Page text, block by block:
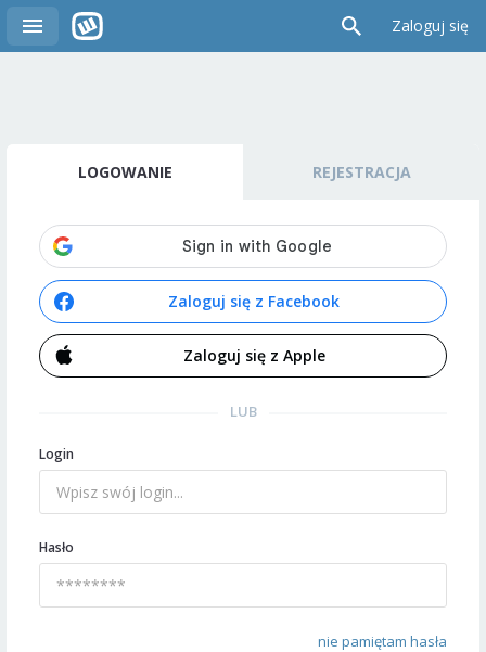
Zaloguj się
LOGOWANIE REJESTRACJA
Zaloguj się z Facebook
Zaloguj się z Apple
LUB
Login
Hasło
nie pamiętam hasła